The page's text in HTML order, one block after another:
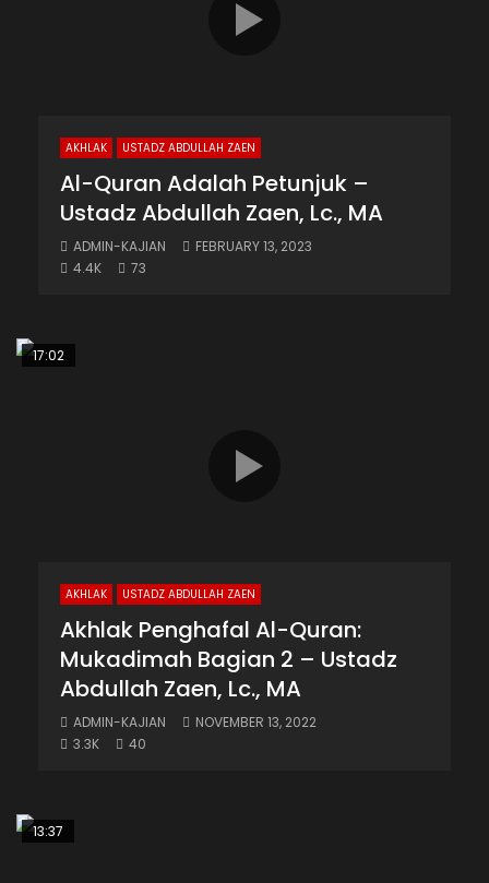
AKHLAK USTADZ ABDULLAH ZAEN
Al-Quran Adalah Petunjuk –
Ustadz Abdullah Zaen, Lc., MA
ADMIN-KAJIAN
FEBRUARY 13, 2023
4.4K
73
17:02
AKHLAK USTADZ ABDULLAH ZAEN
Akhlak Penghafal Al-Quran:
Mukadimah Bagian 2 – Ustadz
Abdullah Zaen, Lc., MA
ADMIN-KAJIAN
NOVEMBER 13, 2022
3.3K
40
13:37